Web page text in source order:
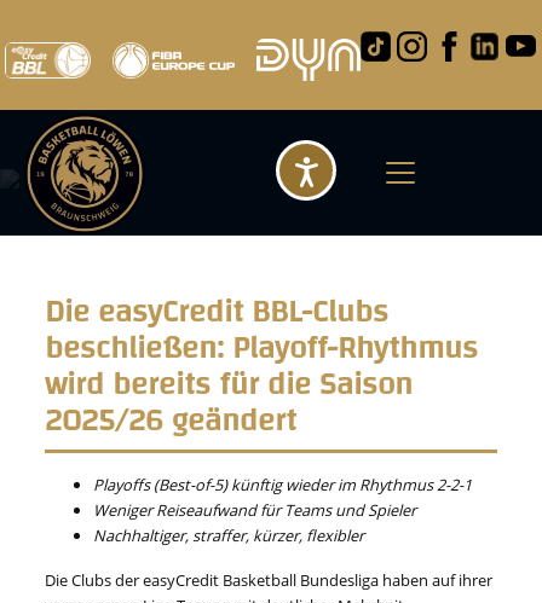
Die easyCredit BBL-Clubs
beschließen: Playoff-Rhythmus
wird bereits für die Saison
2025/26 geändert
Playoffs (Best-of-5) künftig wieder im Rhythmus 2-2-1
Weniger Reiseaufwand für Teams und Spieler
Nachhaltiger, straffer, kürzer, flexibler
Die Clubs der easyCredit Basketball Bundesliga haben auf ihrer